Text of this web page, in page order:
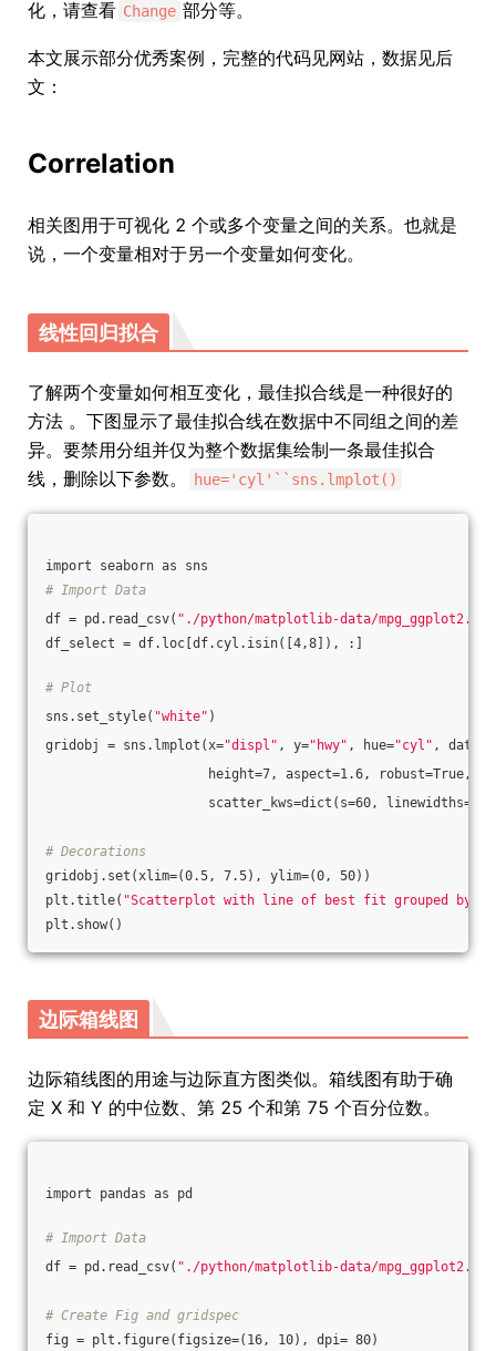
化，请查看 Change 部分等。
本文展示部分优秀案例，完整的代码见网站，数据见后
文：
Correlation
相关图用于可视化 2 个或多个变量之间的关系。也就是
说，一个变量相对于另一个变量如何变化。
线性回归拟合
了解两个变量如何相互变化，最佳拟合线是一种很好的
方法 。下图显示了最佳拟合线在数据中不同组之间的差
异。要禁用分组并仅为整个数据集绘制一条最佳拟合
线，删除以下参数。
hue='cyl'``sns.lmplot()
import seaborn as sns
# Import Data
df = pd.read_csv( "./python/matplotlib-data/
df_select = df.loc[df.cyl.isin([4,8]), :]
# Plot
sns.set_style( "white" )
gridobj = sns.lmplot(x="displ" , y="hwy" , hue="cyl" ,
height=7, aspect=1.6, robust=True,
scatter_kws=dict(s=60, linewidths=.7,
# Decorations
gridobj.set(xlim=(0.5, 7.5), ylim=(0, 50))
plt.title( "Scatterplot with line of best fit grouped by
plt.show()
边际箱线图
边际箱线图的用途与边际直方图类似。箱线图有助于确
定 X 和 Y 的中位数、第 25 个和第 75 个百分位数。
import pandas as pd
# Import Data
df = pd.read_csv( "./python/matplotlib-data/
# Create Fig and gridspec
fig = plt.figure(figsize=(16, 10), dpi= 80)